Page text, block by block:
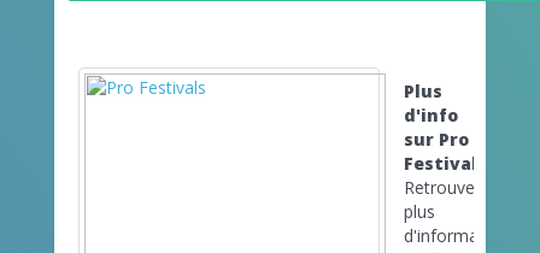
Plus
d'info
sur Pro
Festivals
Retrouvez
plus
d'informations